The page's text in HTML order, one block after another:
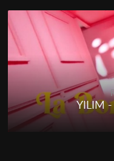
YILIM -